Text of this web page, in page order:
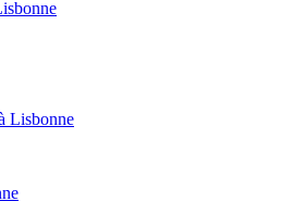
Lisbonne